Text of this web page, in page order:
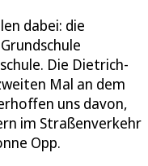
dabei: die
Die Dietrich-
Mal an dem
uns davon,
im Straßenverkehr
Opp.